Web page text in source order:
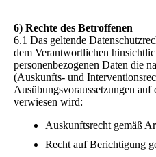
6) Rechte des Betroffenen
6.1 Das geltende
dem Verantwortlichen
personenbezogenen Daten die
(Auskunfts- und
Ausübungsvoraussetzungen
verwiesen wird:
Auskunftsrecht gemäß
Recht auf Berichtigung